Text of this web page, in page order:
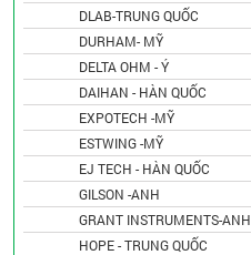
DLAB-TRUNG QUỐC
DURHAM- MỸ
DELTA OHM - Ý
DAIHAN - HÀN QUỐC
EXPOTECH -MỸ
ESTWING -MỸ
EJ TECH - HÀN QUỐC
GILSON -ANH
GRANT INSTRUMENTS-ANH
HOPE - TRUNG QUỐC